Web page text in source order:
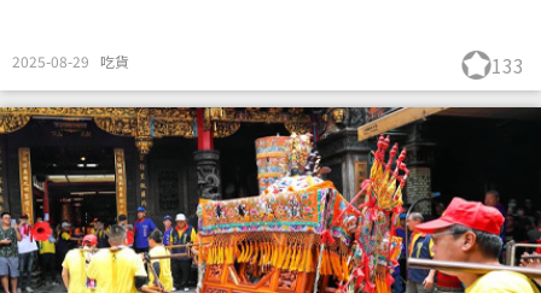
2025-08-29 吃貨 133